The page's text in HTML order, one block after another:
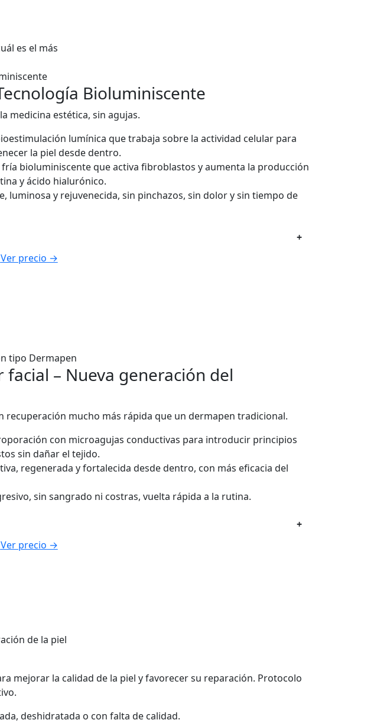
es el más
Bioluminiscente
medicina estética, sin agujas.
lumínica que trabaja sobre la actividad celular para
la piel desde dentro.
bioluminiscente que activa fibroblastos y aumenta la producción
y ácido hialurónico.
luminosa y rejuvenecida, sin pinchazos, sin dolor y sin tiempo de
+
Ver precio →
tipo Dermapen
– Nueva generación del
recuperación mucho más rápida que un dermapen tradicional.
con microagujas conductivas para introducir principios
sin dañar el tejido.
regenerada y fortalecida desde dentro, con más eficacia del
sin sangrado ni costras, vuelta rápida a la rutina.
+
Ver precio →
de la piel
mejorar la calidad de la piel y favorecer su reparación. Protocolo
deshidratada o con falta de calidad.